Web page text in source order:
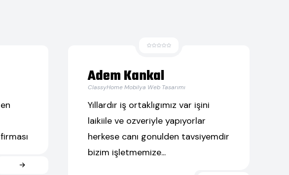
Adem Kankal
ClassyHome Mobilya Web Tasarımı
Yıllardır iş ortaklıgımız var işini
laikiile ve ozveriyle yapıyorlar
herkese canı gonulden tavsiyemdir
bizim işletmemize...